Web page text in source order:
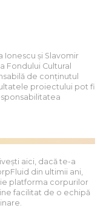
Ionescu și Slavomir
Fondului Cultural
de conținutul
proiectului pot fi
aici, dacă te-a
din ultimii ani,
platforma corpurilor
facilitat de o echipă